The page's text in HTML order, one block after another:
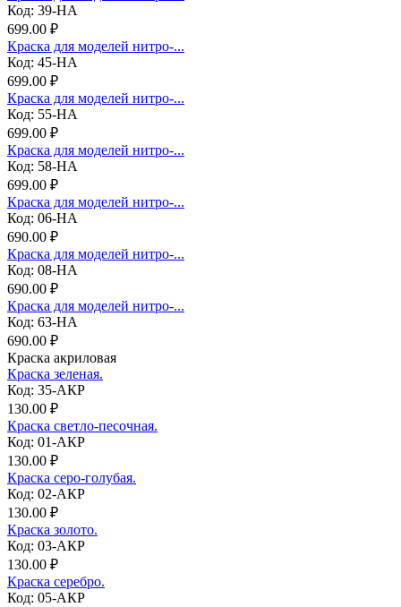
Код: 39-НА
699.00 ₽
Краска для моделей нитро-...
Код: 45-НА
699.00 ₽
Краска для моделей нитро-...
Код: 55-НА
699.00 ₽
Краска для моделей нитро-...
Код: 58-НА
699.00 ₽
Краска для моделей нитро-...
Код: 06-НА
690.00 ₽
Краска для моделей нитро-...
Код: 08-НА
690.00 ₽
Краска для моделей нитро-...
Код: 63-НА
690.00 ₽
Краска акриловая
Краска зеленая.
Код: 35-АКР
130.00 ₽
Краска светло-песочная.
Код: 01-АКР
130.00 ₽
Краска серо-голубая.
Код: 02-АКР
130.00 ₽
Краска золото.
Код: 03-АКР
130.00 ₽
Краска серебро.
Код: 05-АКР